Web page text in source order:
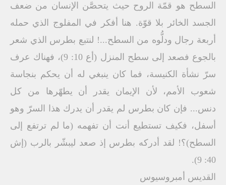
السطح هو قمّة الروح حيث يتحصَّن الإنسان من ضعف
الجسد الخائر بلا قوّة. هنا أفكر في المفلوج الذي حمله
أربعة رجال ودلُّوه من السطح...! لنتبع بطرس الذي شعر
بالجوع فصعد إلى سطح المنزل (أع 10: 9)، فهناك عرف
سرّ نشأة الكنيسة، فما كان ينبغي له أن يحكم بنجاسة
شعوب الأمم، لأن الإيمان يقدر أن يطهّرها من كل
دنس... فإن كان بطرس لم يقدر أن يدرك هذا السرّ وهو
أسفل، فكيف تستطيع أنت أن تفهمه (ما لم ترتفع إلى
السطح)؟! لقد أدركه بطرس إذ صعد ليبشّر بالرب (إش
40: 9).
القديس أمبروسيوس